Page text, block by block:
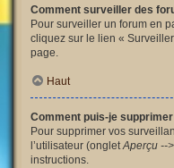
Comment surveiller des
Pour surveiller un forum en
cliquez sur le lien «
page.
Haut
Comment puis-je
Pour supprimer vos
l’utilisateur (ongletAperçu --
instructions.